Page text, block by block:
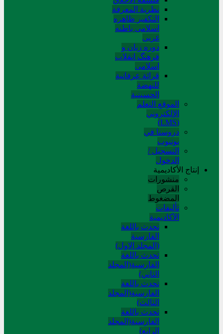
نظریة المعرفة
التکفیر ظاهره
اسلامی باطنه
غربی
دوره زبان و
فرهنگ انقلاب
اسلامی
قرائة عرفانیة
للنهضة
الحسینیة
الموقع التعلم
الإلکتروني
(LMS)
دروسنا في
يوتيوب
التسجيل /
الدخول
إنتاج الأكاديمية
منشورات
القرص
المضغوط
تألیفات
الآکادیمیة
تحدث باللغة
الفارسية
(المجلد الاول)
تحدث باللغة
الفارسية(المجلد
الثاني)
تحدث باللغة
الفارسية(المجلد
الثالث)
تحدث باللغة
الفارسية(المجلد
الرابع)